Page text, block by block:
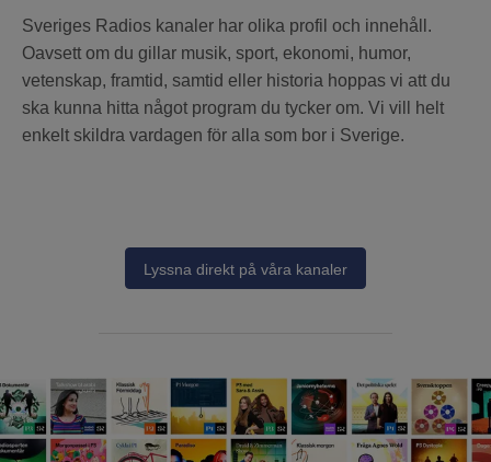
Sveriges Radios kanaler har olika profil och innehåll.
Oavsett om du gillar musik, sport, ekonomi, humor,
vetenskap, framtid, samtid eller historia hoppas vi att du
ska kunna hitta något program du tycker om. Vi vill helt
enkelt skildra vardagen för alla som bor i Sverige.
Lyssna direkt på våra kanaler